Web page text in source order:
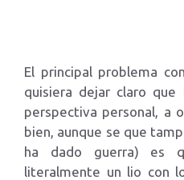
El principal problema
quisiera dejar claro
perspectiva personal, a
bien, aunque se que
ha dado guerra) es
literalmente un lio con